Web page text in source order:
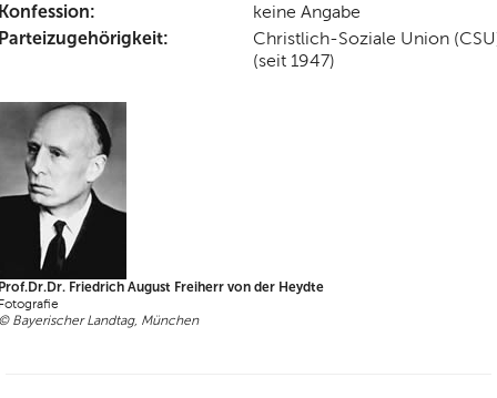
keine Angabe
Christlich-Soziale Union
(seit 1947)
Friedrich August Freiherr von der Heydte
Bayerischer Landtag, München